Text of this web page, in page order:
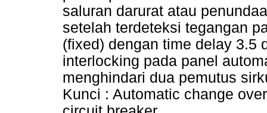
saluran darurat atau
setelah terdeteksi tegangan
(fixed) dengan time delay 3.5
interlocking pada panel
menghindari dua pemutus
Kunci : Automatic change